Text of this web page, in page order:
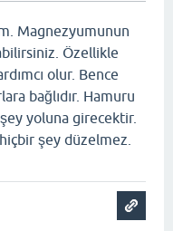
Magnezyumunun
Özellikle
olur. Bence
bağlıdır. Hamuru
yoluna girecektir.
şey düzelmez.